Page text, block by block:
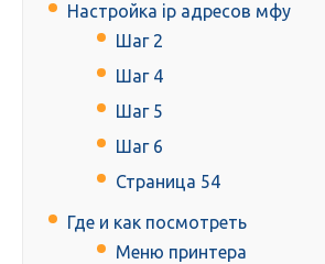
Настройка ip адресов мфу
Шаг 2
Шаг 4
Шаг 5
Шаг 6
Страница 54
Где и как посмотреть
Меню принтера